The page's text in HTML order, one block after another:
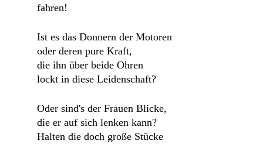
fahren!
Ist es das Donnern der Motoren
oder deren pure Kraft,
die ihn über beide Ohren
lockt in diese Leidenschaft?
Oder sind's der Frauen Blicke,
die er auf sich lenken kann?
Halten die doch große Stücke